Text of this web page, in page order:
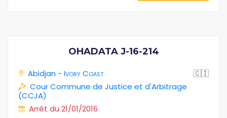
OHADATA J-16-214
Abidjan - Ivory Coast
🇨🇮
Cour Commune de Justice et d'Arbitrage
(CCJA)
Arrêt du 21/01/2016